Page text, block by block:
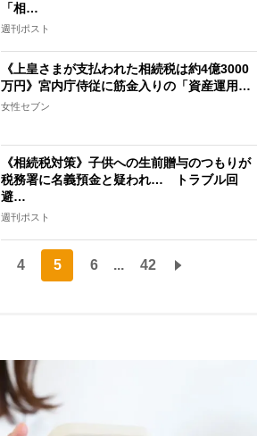
「相…
週刊ポスト
《上皇さまが支払われた相続税は約4億3000
万円》宮内庁侍従に筋金入りの「資産運用…
女性セブン
《相続税対策》子供への生前贈与のつもりが
税務署に名義預金と疑われ… トラブル回
避…
週刊ポスト
4 5 6 ... 42